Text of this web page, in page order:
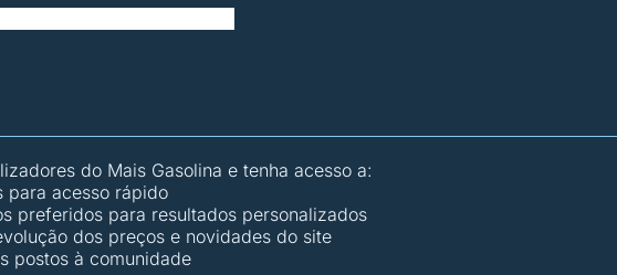
do Mais Gasolina e tenha acesso a:
para acesso rápido
preferidos para resultados personalizados
dos preços e novidades do site
postos à comunidade